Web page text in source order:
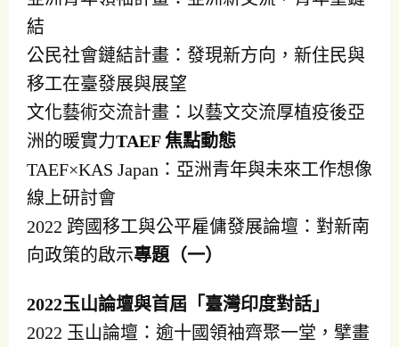
結
公民社會鏈結計畫：發現新方向，新住民與
移工在臺發展與展望
文化藝術交流計畫：以藝文交流厚植疫後亞
洲的暖實力TAEF 焦點動態
TAEF×KAS Japan：亞洲青年與未來工作想像
線上研討會
2022 跨國移工與公平雇傭發展論壇：對新南
向政策的啟示專題（一）
2022玉山論壇與首屆「臺灣印度對話」
2022 玉山論壇：逾十國領袖齊聚一堂，擘畫